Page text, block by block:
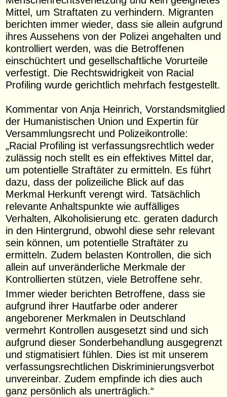
Mittel, um Straftaten zu verhindern. Migranten
berichten immer wieder, dass sie allein aufgrund
ihres Aussehens von der Polizei angehalten und
kontrolliert werden, was die Betroffenen
einschüchtert und gesellschaftliche Vorurteile
verfestigt. Die Rechtswidrigkeit von Racial
Profiling wurde gerichtlich mehrfach festgestellt.
Kommentar von Anja Heinrich, Vorstandsmitglied
der Humanistischen Union und Expertin für
Versammlungsrecht und Polizeikontrolle:
„Racial Profiling ist verfassungsrechtlich weder
zulässig noch stellt es ein effektives Mittel dar,
um potentielle Straftäter zu ermitteln. Es führt
dazu, dass der polizeiliche Blick auf das
Merkmal Herkunft verengt wird. Tatsächlich
relevante Anhaltspunkte wie auffälliges
Verhalten, Alkoholisierung etc. geraten dadurch
in den Hintergrund, obwohl diese sehr relevant
sein können, um potentielle Straftäter zu
ermitteln. Zudem belasten Kontrollen, die sich
allein auf unveränderliche Merkmale der
Kontrollierten stützen, viele Betroffene sehr.
Immer wieder berichten Betroffene, dass sie
aufgrund ihrer Hautfarbe oder anderer
angeborener Merkmalen in Deutschland
vermehrt Kontrollen ausgesetzt sind und sich
aufgrund dieser Sonderbehandlung ausgegrenzt
und stigmatisiert fühlen. Dies ist mit unserem
verfassungsrechtlichen Diskriminierungsverbot
unvereinbar. Zudem empfinde ich dies auch
ganz persönlich als unerträglich.“